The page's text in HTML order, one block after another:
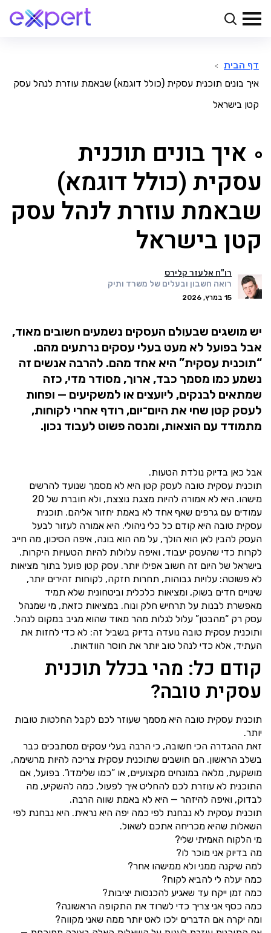
דף הבית >
איך בונים תוכנית עסקית (כולל דוגמא) שבאמת עוזרת לנהל עסק
קטן בישראל
איך בונים תוכנית
עסקית (כולל דוגמא)
שבאמת עוזרת לנהל עסק
קטן בישראל
רו"ח אלעזר קלירס
רואה חשבון ובעלים של משרד ותיק
15 במרץ, 2026
יש מושגים שבעולם העסקים נשמעים חשובים מאוד,
אבל בפועל לא מעט בעלי עסקים נרתעים מהם.
“תוכנית עסקית” היא אחד מהם. להרבה אנשים זה
נשמע כמו מסמך כבד, ארוך, מסודר מדי, כזה
שמתאים לבנקים, ליועצים או למשקיעים — ופחות
לעסק קטן שחי את היום־יום, רודף אחרי לקוחות,
מתמודד עם הוצאות, ומנסה פשוט לעבוד נכון.
אבל כאן בדיוק נולדת הטעות.
תוכנית עסקית טובה לעסק קטן היא לא מסמך שנועד להרשים
מישהו. היא לא אמורה להיות מצגת נוצצת, ולא חוברת של 20
עמודים עם גרפים שאף אחד לא באמת יחזור אליהם. תוכנית
עסקית טובה היא קודם כל כלי ניהולי. היא אמורה לעזור לבעל
העסק להבין לאן הוא הולך, על מה הוא בונה, איפה הסיכון, מה חייב
לקרות כדי שהעסק יעבוד, ואיפה עלולות להיות הטעויות היקרות.
בישראל של היום זה חשוב אפילו יותר. עסק קטן פועל בתוך מציאות
לא פשוטה: עלויות גבוהות, תחרות חזקה, לקוחות זהירים יותר,
שינויים חדים בשוק, ומציאות כלכלית וביטחונית שלא תמיד
מאפשרת לבנות על תרחיש חלק ונוח. במציאות כזאת, מי שמנהל
עסק רק “מהבטן” עלול לגלות מהר מאוד שהוא מגיב במקום לנהל.
ותוכנית עסקית טובה נועדה בדיוק בשביל זה: לא כדי לחזות את
העתיד, אלא כדי לנהל טוב יותר את חוסר הוודאות.
קודם כל: מהי בכלל תוכנית
עסקית טובה?
תוכנית עסקית טובה היא מסמך שעוזר לכם לקבל החלטות טובות
יותר.
זאת ההגדרה הכי חשובה, כי הרבה בעלי עסקים מסתבכים כבר
בשלב הראשון. הם חושבים שתוכנית עסקית צריכה להיות מרשימה,
מושקעת, מלאה במונחים מקצועיים, או “כמו שלימדו”. בפועל, אם
התוכנית לא עוזרת לכם להחליט איך לפעול, כמה להשקיע, מה
לבדוק, ואיפה להיזהר — היא לא באמת שווה הרבה.
תוכנית עסקית לא נבחנת לפי כמה יפה היא נראית. היא נבחנת לפי
השאלות שהיא מכריחה אתכם לשאול.
מי הלקוח האמיתי שלי?
מה בדיוק אני מוכר לו?
למה שיקנה ממני ולא ממישהו אחר?
כמה יעלה לי להביא לקוח?
כמה זמן ייקח עד שאגיע להכנסות יציבות?
כמה כסף אני צריך כדי לשרוד את התקופה הראשונה?
ומה יקרה אם הדברים ילכו לאט יותר ממה שאני מקווה?